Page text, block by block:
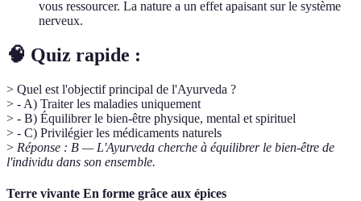
vous ressourcer. La nature a un effet apaisant sur le système
nerveux.
🧠 Quiz rapide :
> Quel est l'objectif principal de l'Ayurveda ?
> - A) Traiter les maladies uniquement
> - B) Équilibrer le bien-être physique, mental et spirituel
> - C) Privilégier les médicaments naturels
> Réponse : B — L'Ayurveda cherche à équilibrer le bien-être de
l'individu dans son ensemble.
Terre vivante En forme grâce aux épices